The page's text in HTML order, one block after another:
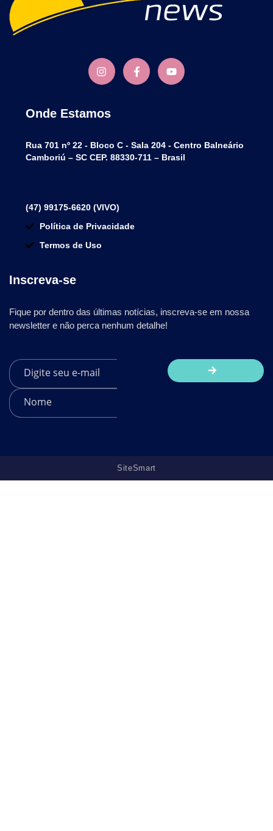
Onde Estamos
Rua 701 nº 22 - Bloco C - Sala 204 - Centro Balneário
Camboriú – SC CEP. 88330-711 – Brasil
(47) 99175-6620 (VIVO)
Política de Privacidade
Termos de Uso
Inscreva-se
Fique por dentro das últimas notícias, inscreva-se em nossa
newsletter e não perca nenhum detalhe!
SiteSmart